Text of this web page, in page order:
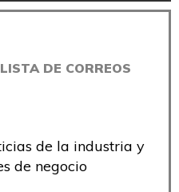
DE CORREOS
de la industria y
de negocio